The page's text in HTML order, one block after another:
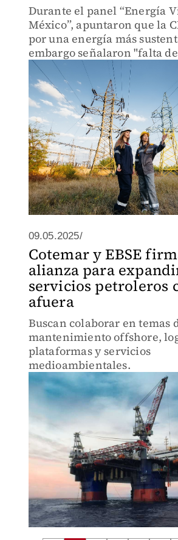
Durante el panel “Energía
México”, apuntaron que la
por una energía más
embargo señalaron "falta
las metas que se tienen".
09.05.2025/
Cotemar y EBSE
alianza para
servicios petroleros
afuera
Buscan colaborar en temas
mantenimiento offshore,
plataformas y servicios
medioambientales.